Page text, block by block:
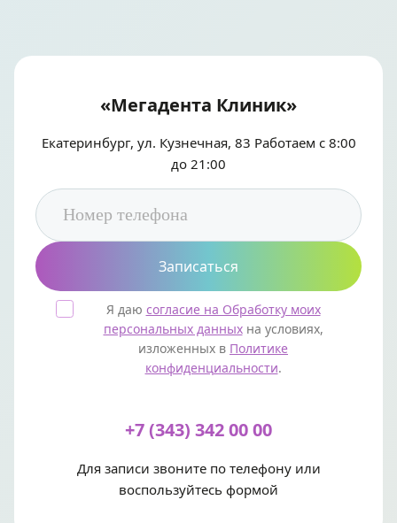
«Мегадента Клиник»
Екатеринбург, ул. Кузнечная, 83 Работаем с 8:00
до 21:00
Я даю согласие на Обработку моих
персональных данныхна условиях,
изложенных в Политике
конфиденциальности.
+7 (343) 342 00 00
Для записи звоните по телефону или
воспользуйтесь формой